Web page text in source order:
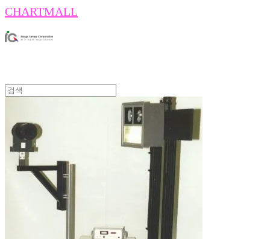
CHARTMALL